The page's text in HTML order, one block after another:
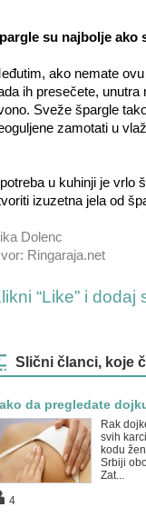
su najbolje ako
ako nemate
ih presečete,
Sveže špargle
zamotati u
u kuhinji je vrlo
izuzetna jela od
Dolenc
Ringaraja.net
“Like” i
Slični članci, koje
da pregledate
Rak
svih
kodu
Srbiji
Zat...
4